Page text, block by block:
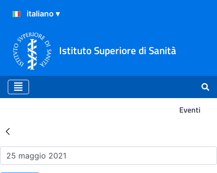
Istituto Superiore di Sanità
Eventi
Risultati della Ricerca -